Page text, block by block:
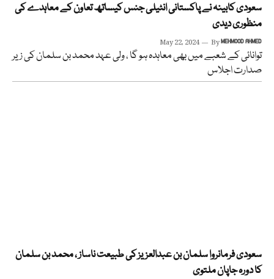
سعودی کابینہ نے پاکستانی انٹیلی جنس کیساتھ تعاون کے معاہدے کی
منظوری دیدی
May 22, 2024 ByMEHMOOD AHMED
توانائی کے شعبے میں بھی معاہدہ ہو گا ، ولی عہد محمد بن سلمان کی زیر
صدارت اجلاس
سعودی فرمانروا سلمان بن عبدالعزیز کی طبیعت ناساز ، محمد بن سلمان
کا دورہ جاپان ملتوی